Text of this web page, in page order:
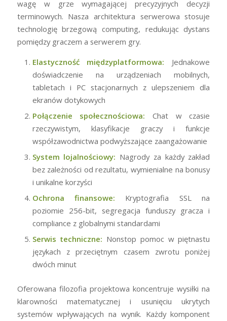
wagę w grze wymagającej precyzyjnych decyzji
terminowych. Nasza architektura serwerowa stosuje
technologię brzegową computing, redukując dystans
pomiędzy graczem a serwerem gry.
Elastyczność międzyplatformowa: Jednakowe
doświadczenie na urządzeniach mobilnych,
tabletach i PC stacjonarnych z ulepszeniem dla
ekranów dotykowych
Połączenie społecznościowa: Chat w czasie
rzeczywistym, klasyfikacje graczy i funkcje
współzawodnictwa podwyższające zaangażowanie
System lojalnościowy: Nagrody za każdy zakład
bez zależności od rezultatu, wymienialne na bonusy
i unikalne korzyści
Ochrona finansowe: Kryptografia SSL na
poziomie 256-bit, segregacja funduszy gracza i
compliance z globalnymi standardami
Serwis techniczne: Nonstop pomoc w piętnastu
językach z przeciętnym czasem zwrotu poniżej
dwóch minut
Oferowana filozofia projektowa koncentruje wysiłki na
klarowności matematycznej i usunięciu ukrytych
systemów wpływających na wynik. Każdy komponent